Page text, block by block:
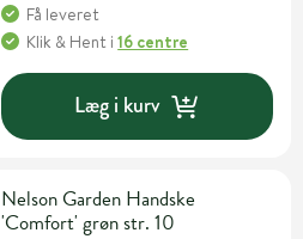
Få leveret
Klik & Hent i16 centre
Læg i kurv
Nelson Garden Handske
'Comfort' grøn str. 10